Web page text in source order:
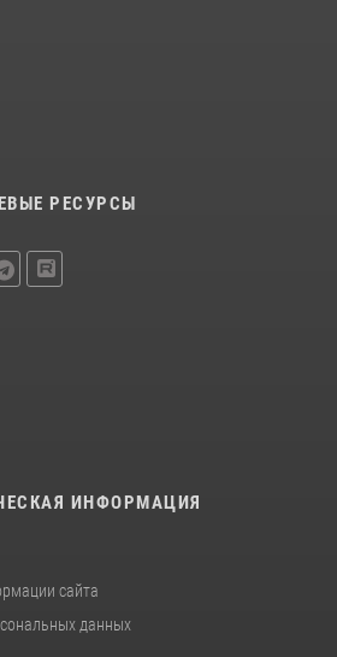
РЕСУРСЫ
ИНФОРМАЦИЯ
сайта
данных